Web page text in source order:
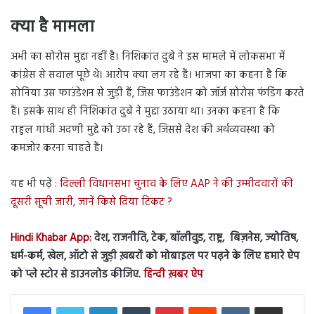
क्या है मामला
अभी का सोरोस मुद्दा नहीं है। निशिकांत दुबे ने इस मामले में लोकसभा में
कांग्रेस से सवाल पूछे थे। आरोप क्या लग रहे हैं। भाजपा का कहना है कि
सोनिया उस फाउंडेशन से जुड़ी हैं, जिस फाउंडेशन को जॉर्ज सोरोस फंडिंग करते
हैं। इसके साथ ही निशिकांत दुबे ने मुद्दा उठाया था। उनका कहना है कि
राहुल गांधी अदणी मुद्दे को उठा रहे हैं, जिससे देश की अर्थव्यवस्था को
कमजोर करना चाहते हैं।
यह भी पढ़ें : दिल्ली विधानसभा चुनाव के लिए AAP ने की उम्मीदवारों की
दूसरी सूची जारी, जानें किसे दिया टिकट ?
Hindi Khabar App:देश, राजनीति, टेक, बॉलीवुड, राष्ट्र, बिज़नेस, ज्योतिष,
धर्म-कर्म, खेल, ऑटो से जुड़ी ख़बरों को मोबाइल पर पढ़ने के लिए हमारे ऐप
को प्ले स्टोर से डाउनलोड कीजिए.हिन्दी ख़बर ऐप
LinkedInTumblr PinterestReddit VKontakteShare via Email